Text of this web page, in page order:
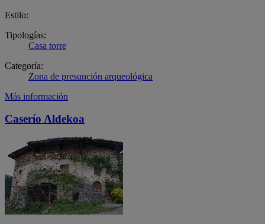
Estilo:
Tipologías:
Casa torre
Categoría:
Zona de presunción arqueológica
Más información
Caserío Aldekoa